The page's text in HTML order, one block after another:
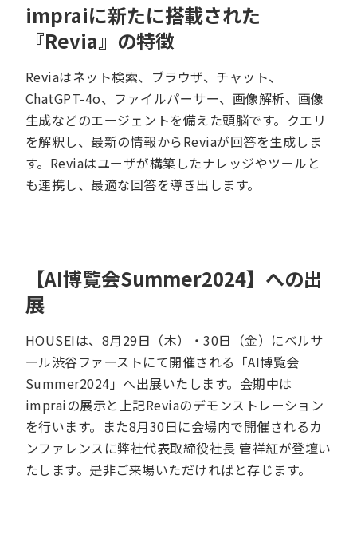
impraiに新たに搭載された
『Revia』の特徴
Reviaはネット検索、ブラウザ、チャット、
ChatGPT-4o、ファイルパーサー、画像解析、画像
生成などのエージェントを備えた頭脳です。クエリ
を解釈し、最新の情報からReviaが回答を生成しま
す。Reviaはユーザが構築したナレッジやツールと
も連携し、最適な回答を導き出します。
【AI博覧会Summer2024】への出
展
HOUSEIは、8月29日（木）・30日（金）にベルサ
ール渋谷ファーストにて開催される「AI博覧会
Summer2024」へ出展いたします。会期中は
impraiの展示と上記Reviaのデモンストレーション
を行います。また8月30日に会場内で開催されるカ
ンファレンスに弊社代表取締役社長 管祥紅が登壇い
たします。是非ご来場いただければと存じます。